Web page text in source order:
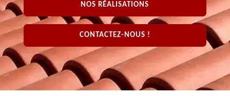
NOS RÉALISATIONS
CONTACTEZ-NOUS !